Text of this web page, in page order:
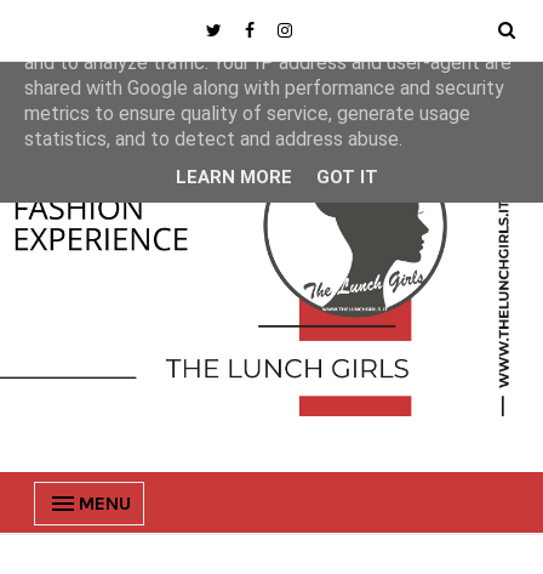
MENU
This site uses cookies from Google to deliver its services
and to analyze traffic. Your IP address and user-agent are
shared with Google along with performance and security
metrics to ensure quality of service, generate usage
statistics, and to detect and address abuse.
LEARN MORE GOT IT